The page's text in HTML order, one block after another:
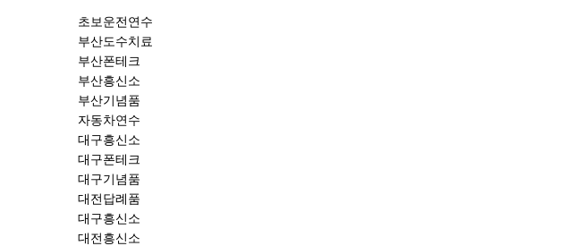
초보운전연수
부산도수치료
부산폰테크
부산흥신소
부산기념품
자동차연수
대구흥신소
대구폰테크
대구기념품
대전답례품
대구흥신소
대전흥신소